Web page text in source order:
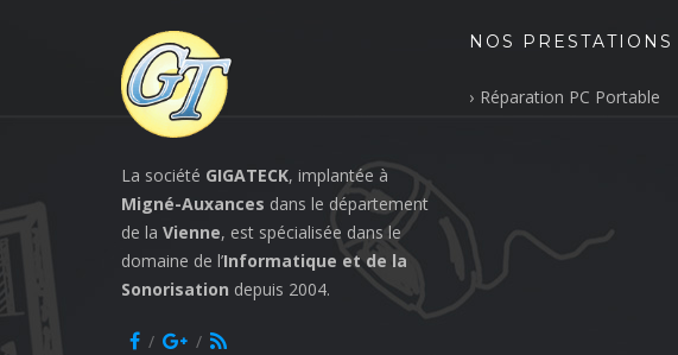
La société GIGATECK, implantée à
Migné-Auxances dans le département
de la Vienne, est spécialisée dans le
domaine de l’Informatique et de la
Sonorisation depuis 2004.
NOS PRESTATIONS
Réparation PC Portable